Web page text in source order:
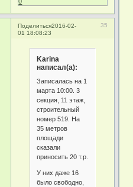
Поделиться 35
2016-02-
01 18:08:23
Karina
написал(а):
Записалась на 1
марта 10:00. 3
секция, 11 этаж,
строительный
номер 519. На
35 метров
площади
сказали
приносить 20 т.р.
У них даже 16
было свободно,